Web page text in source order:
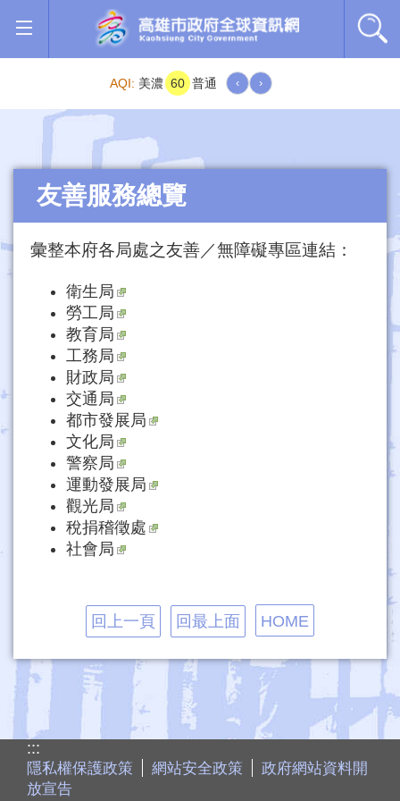
跳到主要內容區塊
AQI: 美濃 60 普通 ‹ ›
友善服務總覽
彙整本府各局處之友善／無障礙專區連結：
衛生局
勞工局
教育局
工務局
財政局
交通局
都市發展局
文化局
警察局
運動發展局
觀光局
稅捐稽徵處
社會局
回上一頁 回最上面 HOME
:::
隱私權保護政策 網站安全政策
政府網站資料開
放宣告